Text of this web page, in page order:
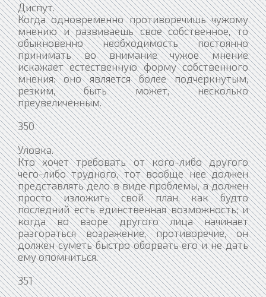
Диспут.
Когда одновременно противоречишь чужому
мнению и развиваешь свое собственное, то
обыкновенно необходимость постоянно
принимать во внимание чужое мнение
искажает естественную форму собственного
мнения: оно является более подчеркнутым,
резким, быть может, несколько
преувеличенным.
350
Уловка.
Кто хочет требовать от кого-либо другого
чего-либо трудного, тот вообще нее должен
представлять дело в виде проблемы, а должен
просто изложить свой план, как будто
последний есть единственная возможность; и
когда во взоре другого лица начинает
разгораться возражение, противоречие, он
должен суметь быстро оборвать его и не дать
ему опомниться.
351